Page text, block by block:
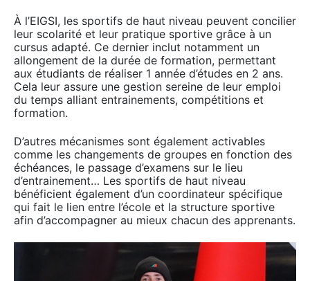
À l’EIGSI, les sportifs de haut niveau peuvent concilier
leur scolarité et leur pratique sportive grâce à un
cursus adapté. Ce dernier inclut notamment un
allongement de la durée de formation, permettant
aux étudiants de réaliser 1 année d’études en 2 ans.
Cela leur assure une gestion sereine de leur emploi
du temps alliant entrainements, compétitions et
formation.
D’autres mécanismes sont également activables
comme les changements de groupes en fonction des
échéances, le passage d’examens sur le lieu
d’entrainement… Les sportifs de haut niveau
bénéficient également d’un coordinateur spécifique
qui fait le lien entre l’école et la structure sportive
afin d’accompagner au mieux chacun des apprenants.